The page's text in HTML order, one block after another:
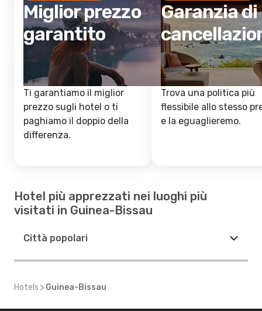
Miglior prezzo
garantito
Ti garantiamo il miglior
prezzo sugli hotel o ti
paghiamo il doppio della
differenza.
Garanzia di
Trova una politica più
flessibile allo stesso
e la eguaglieremo.
Hotel più apprezzati nei luoghi più
visitati in Guinea-Bissau
Città popolari
Hotels Guinea-Bissau